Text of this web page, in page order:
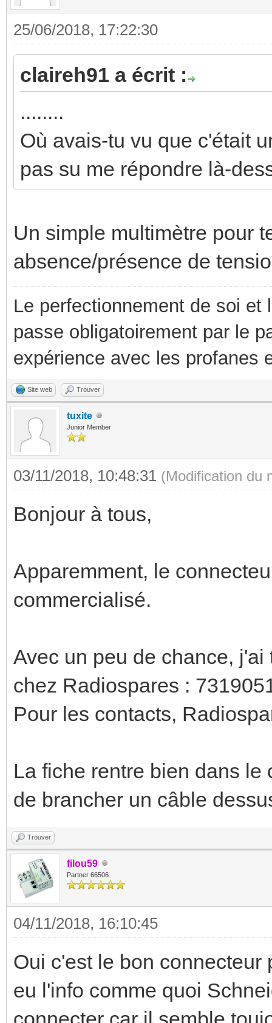
25/06/2018, 17:22:30
claireh91 a écrit :
........
Où avais-tu vu que c'était
pas su me répondre là-
Un simple multimètre pour
absence/présence de
Le perfectionnement de soi
passe obligatoirement par le
expérience avec les profanes
Site web Trouver
tuxite
Junior Member
03/11/2018, 10:48:31 (Modification du
Bonjour à tous,
Apparemment, le
commercialisé.
Avec un peu de chance,
chez Radiospares :
Pour les contacts,
La fiche rentre bien dans le
de brancher un câble
Trouver
filou59
Partner 66506
04/11/2018, 16:10:45
Oui c'est le bon connecteur
eu l'info comme quoi